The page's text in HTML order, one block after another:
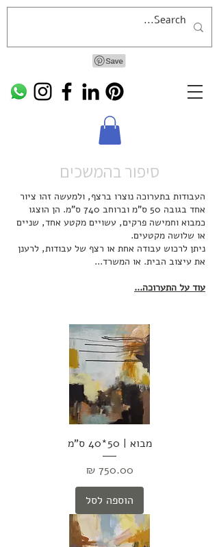
סיפור בהמשכים
העבודות בתערוכה נוצרו ברצף, ולמעשה זהו ציור
אחד בגובה 50 ס"מ וברוחב 740 ס"מ. הן הוצגו
כמבוא וחמישה פרקים, עשויים מקטע אחד, שניים
או שלושה מקטעים.
ניתן לרכוש עבודה אחת או רצף של עבודות, לרענן
את עיצוב הבית. או המשרד...
עוד על התערוכה...
מבוא | 50*40 ס"מ
מחיר
הוספה לסל